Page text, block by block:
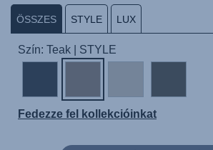
ÖSSZES STYLE LUX
Szín: Teak | STYLE
Fedezze fel kollekcióinkat